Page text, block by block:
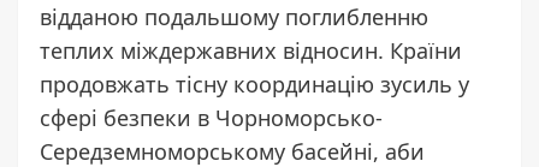
відданою подальшому поглибленню
теплих міждержавних відносин. Країни
продовжать тісну координацію зусиль у
сфері безпеки в Чорноморсько-
Середземноморському басейні, аби